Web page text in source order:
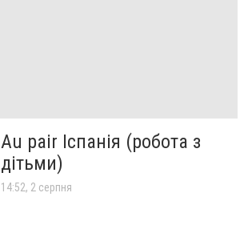
Au pair Іспанія (робота з
дітьми)
14:52, 2 серпня